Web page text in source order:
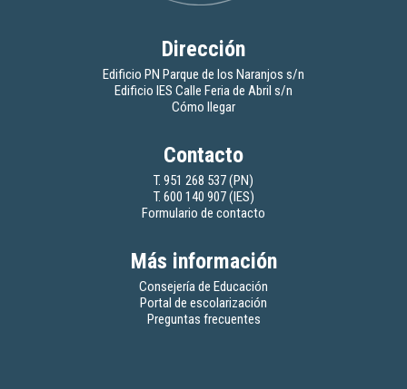
Dirección
Edificio PN Parque de los Naranjos s/n
Edificio IES Calle Feria de Abril s/n
Cómo llegar
Contacto
T. 951 268 537 (PN)
T. 600 140 907 (IES)
Formulario de contacto
Más información
Consejería de Educación
Portal de escolarización
Preguntas frecuentes